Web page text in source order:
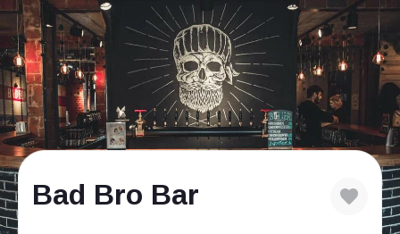
Bad Bro Bar